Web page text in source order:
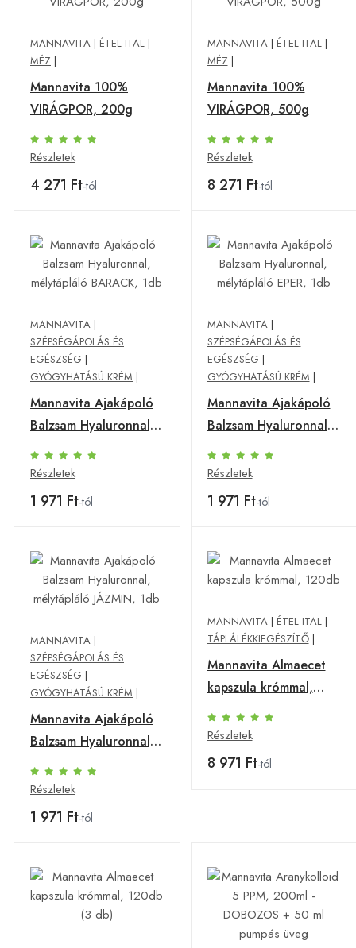
MANNAVITA | ÉTEL ITAL |
MÉZ |
Mannavita 100%
VIRÁGPOR, 200g
Részletek
4 271 Ft-tól
MANNAVITA| ÉTEL ITAL|
MÉZ |
Mannavita 100%
VIRÁGPOR, 500g
Részletek
8 271 Ft-tól
MANNAVITA |
SZÉPSÉGÁPOLÁS ÉS
EGÉSZSÉG |
GYÓGYHATÁSÚ KRÉM |
Mannavita Ajakápoló
Balzsam Hyaluronnal,
mélytápláló BARACK,
1db
Részletek
1 971 Ft-tól
MANNAVITA|
SZÉPSÉGÁPOLÁS ÉS
EGÉSZSÉG |
GYÓGYHATÁSÚ KRÉM |
Mannavita Ajakápoló
Balzsam Hyaluronnal,
mélytápláló EPER, 1db
Részletek
1 971 Ft-tól
MANNAVITA |
SZÉPSÉGÁPOLÁS ÉS
EGÉSZSÉG |
GYÓGYHATÁSÚ KRÉM |
Mannavita Ajakápoló
Balzsam Hyaluronnal,
mélytápláló JÁZMIN,
1db
Részletek
1 971 Ft-tól
MANNAVITA| ÉTEL ITAL|
TÁPLÁLÉKKIEGÉSZÍTŐ|
Mannavita Almaecet
kapszula krómmal,
120db
Részletek
8 971 Ft-tól